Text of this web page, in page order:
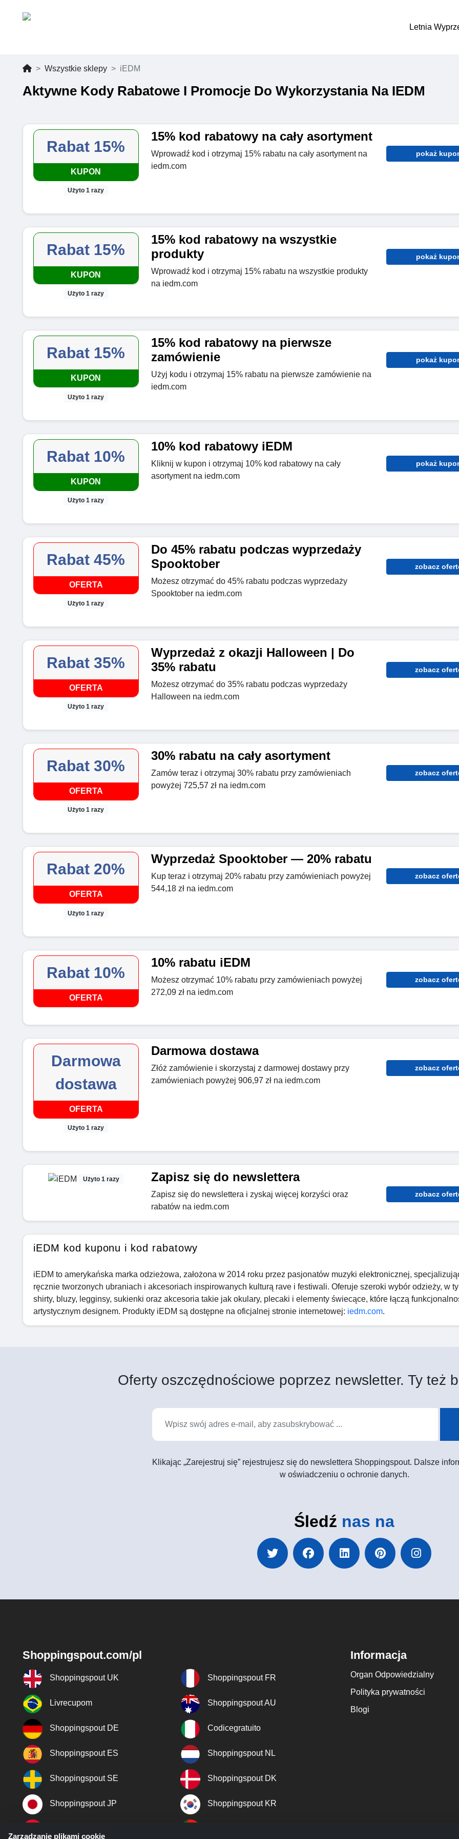
Letnia
Wszystkie sklepy iEDM
Aktywne Kody Rabatowe I Promocje Do Wykorzystania Na IEDM
Rabat 15%
KUPON
Użyto 1 razy
15% kod rabatowy na cały asortyment
Wprowadź kod i otrzymaj 15% rabatu na cały asortyment na
iedm.com
pokaż
Rabat 15%
KUPON
Użyto 1 razy
15% kod rabatowy na wszystkie
produkty
Wprowadź kod i otrzymaj 15% rabatu na wszystkie produkty
na iedm.com
pokaż
Rabat 15%
KUPON
Użyto 1 razy
15% kod rabatowy na pierwsze
zamówienie
Użyj kodu i otrzymaj 15% rabatu na pierwsze zamówienie na
iedm.com
pokaż
Rabat 10%
KUPON
Użyto 1 razy
10% kod rabatowy iEDM
Kliknij w kupon i otrzymaj 10% kod rabatowy na cały
asortyment na iedm.com
pokaż
Rabat 45%
OFERTA
Użyto 1 razy
Do 45% rabatu podczas wyprzedaży
Spooktober
Możesz otrzymać do 45% rabatu podczas wyprzedaży
Spooktober na iedm.com
zobacz
Rabat 35%
OFERTA
Użyto 1 razy
Wyprzedaż z okazji Halloween | Do
35% rabatu
Możesz otrzymać do 35% rabatu podczas wyprzedaży
Halloween na iedm.com
zobacz
Rabat 30%
OFERTA
Użyto 1 razy
30% rabatu na cały asortyment
Zamów teraz i otrzymaj 30% rabatu przy zamówieniach
powyżej 725,57 zł na iedm.com
zobacz
Rabat 20%
OFERTA
Użyto 1 razy
Wyprzedaż Spooktober — 20% rabatu
Kup teraz i otrzymaj 20% rabatu przy zamówieniach powyżej
544,18 zł na iedm.com
zobacz
Rabat 10%
OFERTA
10% rabatu iEDM
Możesz otrzymać 10% rabatu przy zamówieniach powyżej
272,09 zł na iedm.com
zobacz
Darmowa
dostawa
OFERTA
Użyto 1 razy
Darmowa dostawa
Złóż zamówienie i skorzystaj z darmowej dostawy przy
zamówieniach powyżej 906,97 zł na iedm.com
zobacz
Użyto 1 razy Zapisz się do newslettera
Zapisz się do newslettera i zyskaj więcej korzyści oraz
rabatów na iedm.com
zobacz
iEDM kod kuponu i kod rabatowy
iEDM to amerykańska marka odzieżowa, założona w 2014 roku przez pasjonatów muzyki elektronicznej,
ręcznie tworzonych ubraniach i akcesoriach inspirowanych kulturą rave i festiwali. Oferuje szeroki wybór odzieży, w
shirty, bluzy, legginsy, sukienki oraz akcesoria takie jak okulary, plecaki i elementy świecące, które łączą
artystycznym designem. Produkty iEDM są dostępne na oficjalnej stronie internetowej: iedm.com.
Oferty oszczędnościowe poprzez newsletter. Ty też
Klikając „Zarejestruj się” rejestrujesz się do newslettera Shoppingspout. Dalsze
w oświadczeniu o ochronie danych.
Śledź nas na
Shoppingspout.com/pl
Shoppingspout UK Shoppingspout FR
Livrecupom Shoppingspout AU
Shoppingspout DE Codicegratuito
Shoppingspout ES Shoppingspout NL
Shoppingspout SE Shoppingspout DK
Shoppingspout JP Shoppingspout KR
Informacja
Organ Odpowiedzialny
Polityka prywatności
Blogi
Zarządzanie plikami cookie